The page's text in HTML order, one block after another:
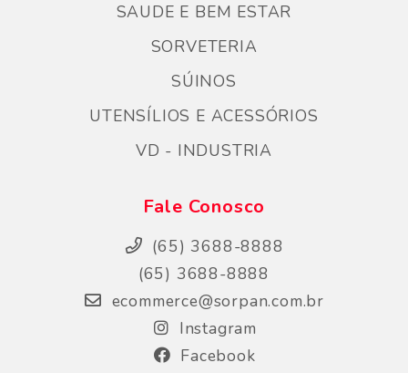
SAUDE E BEM ESTAR
SORVETERIA
SÚINOS
UTENSÍLIOS E ACESSÓRIOS
VD - INDUSTRIA
Fale Conosco
(65) 3688-8888
(65) 3688-8888
ecommerce@sorpan.com.br
Instagram
Facebook